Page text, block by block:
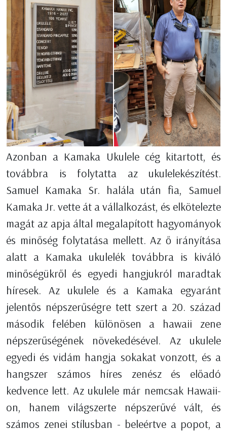
Azonban a Kamaka Ukulele cég kitartott, és
továbbra is folytatta az ukulelekészítést.
Samuel Kamaka Sr. halála után fia, Samuel
Kamaka Jr. vette át a vállalkozást, és elkötelezte
magát az apja által megalapított hagyományok
és minőség folytatása mellett. Az ő irányítása
alatt a Kamaka ukulelék továbbra is kiváló
minőségükről és egyedi hangjukról maradtak
híresek. Az ukulele és a Kamaka egyaránt
jelentős népszerűségre tett szert a 20. század
második felében különösen a hawaii zene
népszerűségének növekedésével. Az ukulele
egyedi és vidám hangja sokakat vonzott, és a
hangszer számos híres zenész és előadó
kedvence lett. Az ukulele már nemcsak Hawaii-
on, hanem világszerte népszerűvé vált, és
számos zenei stílusban - beleértve a popot, a